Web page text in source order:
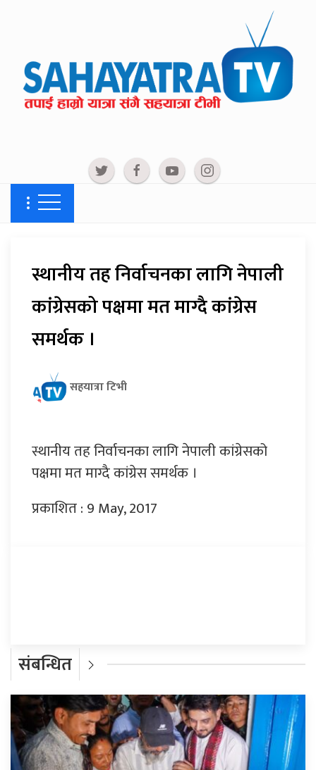
स्थानीय तह निर्वाचनका लागि नेपाली
कांग्रेसको पक्षमा मत माग्दै कांग्रेस
समर्थक ।
सहयात्रा टिभी
स्थानीय तह निर्वाचनका लागि नेपाली कांग्रेसको
पक्षमा मत माग्दै कांग्रेस समर्थक ।
प्रकाशित : 9 May, 2017
संबन्धित